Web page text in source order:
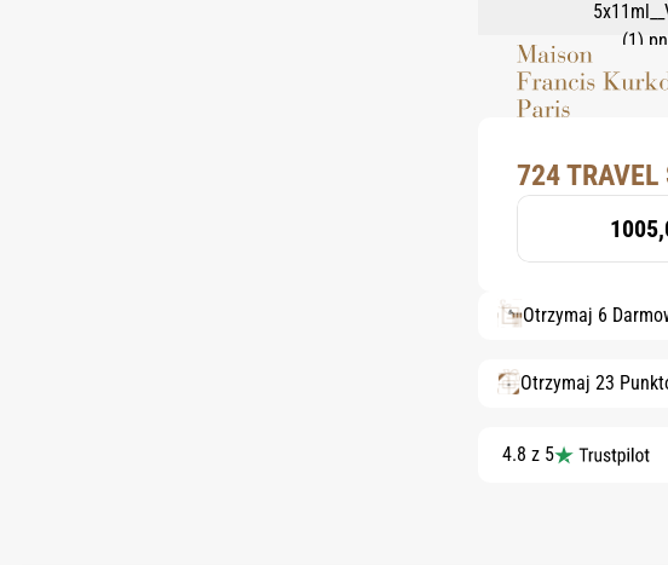
724 TRAVEL
Otrzymaj 6
Otrzymaj 23
4.8 z 5